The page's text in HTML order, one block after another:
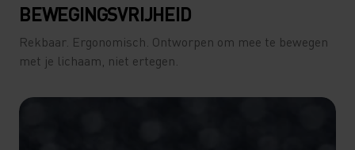
BEWEGINGSVRIJHEID
Rekbaar. Ergonomisch. Ontworpen om mee te bewegen
met je lichaam, niet ertegen.